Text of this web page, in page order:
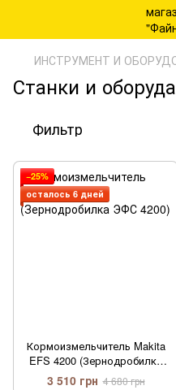
ИНСТРУМЕНТ И
Станки и
Фильтр
−25%
осталось 6 дней
Кормоизмельчитель Makita
EFS 4200 (Зернодробилка
ЭФС 4200)
3 510 грн 4 680 грн